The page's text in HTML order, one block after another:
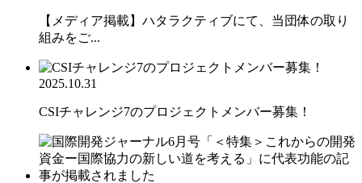
【メディア掲載】ハタラクティブにて、当団体の取り
組みをご...
2025.10.31
CSIチャレンジ7のプロジェクトメンバー募集！